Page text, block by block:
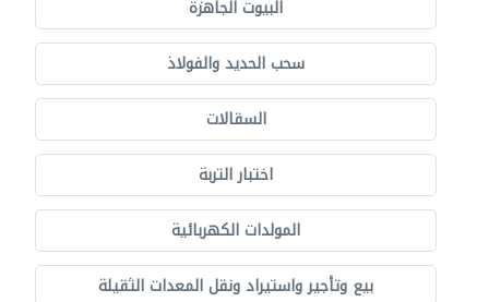
البيوت الجاهزة
سحب الحديد والفولاذ
السقالات
اختبار التربة
المولدات الكهربائية
بيع وتأجير واستيراد ونقل المعدات الثقيلة